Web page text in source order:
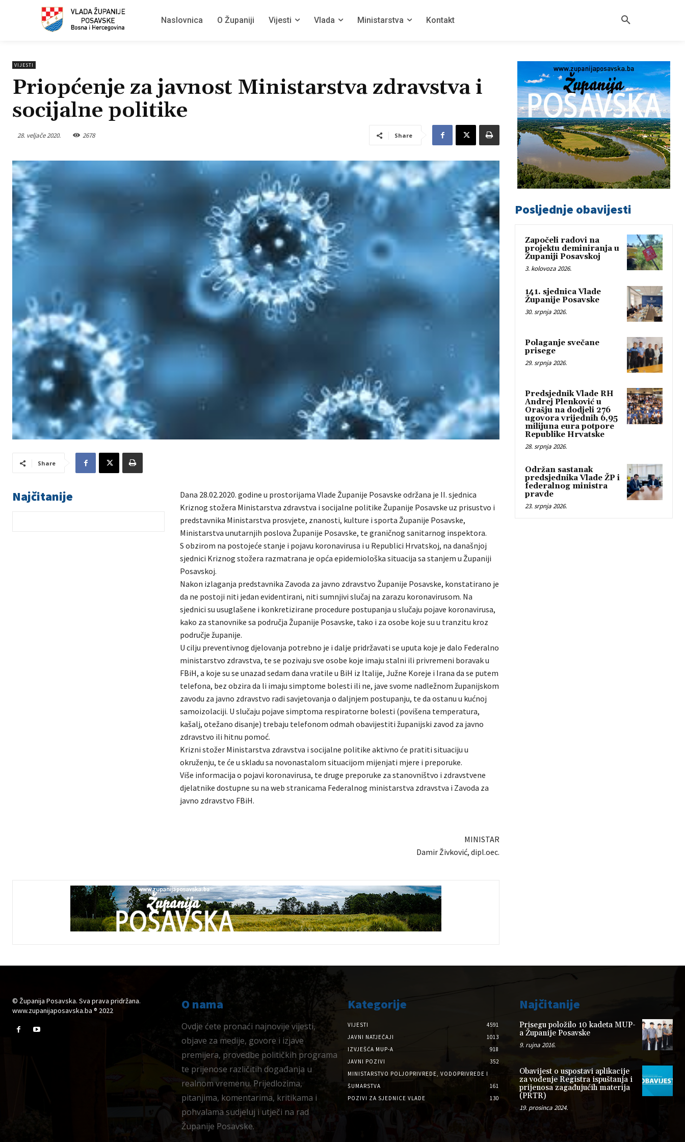
Naslovnica O Županiji Vijesti Vlada Ministarstva Kontakt
VIJESTI
Priopćenje za javnost Ministarstva zdravstva i
socijalne politike
28. veljače 2020. 2678 Share
Share
Najčitanije
Dana 28.02.2020. godine u prostorijama Vlade Županije Posavske održana je II. sjednica
Kriznog stožera Ministarstva zdravstva i socijalne politike Županije Posavske uz prisustvo i
predstavnika Ministarstva prosvjete, znanosti, kulture i sporta Županije Posavske,
Ministarstva unutarnjih poslova Županije Posavske, te graničnog sanitarnog inspektora.
S obzirom na postojeće stanje i pojavu koronavirusa i u Republici Hrvatskoj, na današnjoj
sjednici Kriznog stožera razmatrana je opća epidemiološka situacija sa stanjem u Županiji
Posavskoj.
Nakon izlaganja predstavnika Zavoda za javno zdravstvo Županije Posavske, konstatirano je
da ne postoji niti jedan evidentirani, niti sumnjivi slučaj na zarazu koronavirusom. Na
sjednici su usuglašene i konkretizirane procedure postupanja u slučaju pojave koronavirusa,
kako za stanovnike sa područja Županije Posavske, tako i za osobe koje su u tranzitu kroz
područje županije.
U cilju preventivnog djelovanja potrebno je i dalje pridržavati se uputa koje je dalo Federalno
ministarstvo zdravstva, te se pozivaju sve osobe koje imaju stalni ili privremeni boravak u
FBiH, a koje su se unazad sedam dana vratile u BiH iz Italije, Južne Koreje i Irana da se putem
telefona, bez obzira da li imaju simptome bolesti ili ne, jave svome nadležnom županijskom
zavodu za javno zdravstvo radi savjetovanja o daljnjem postupanju, te da ostanu u kućnoj
samoizolaciji. U slučaju pojave simptoma respiratorne bolesti (povišena temperatura,
kašalj, otežano disanje) trebaju telefonom odmah obavijestiti županijski zavod za javno
zdravstvo ili hitnu pomoć.
Krizni stožer Ministarstva zdravstva i socijalne politike aktivno će pratiti situaciju u
okruženju, te će u skladu sa novonastalom situacijom mijenjati mjere i preporuke.
Više informacija o pojavi koronavirusa, te druge preporuke za stanovništvo i zdravstvene
djelatnike dostupne su na web stranicama Federalnog ministarstva zdravstva i Zavoda za
javno zdravstvo FBiH.
MINISTAR
Damir Živković, dipl.oec.
Posljednje obavijesti
Započeli radovi na
projektu deminiranja u
Županiji Posavskoj
3. kolovoza 2026.
141. sjednica Vlade
Županije Posavske
30. srpnja 2026.
Polaganje svečane
prisege
29. srpnja 2026.
Predsjednik Vlade RH
Andrej Plenković u
Orašju na dodjeli 276
ugovora vrijednih 6,95
milijuna eura potpore
Republike Hrvatske
28. srpnja 2026.
Održan sastanak
predsjednika Vlade ŽP i
federalnog ministra
pravde
23. srpnja 2026.
© Županija Posavska. Sva prava pridržana.
www.zupanijaposavska.ba ® 2022
O nama
Ovdje ćete pronaći najnovije vijesti,
objave za medije, govore i izjave
premijera, provedbe političkih programa
te prijenose različitih događanja u
realnom vremenu. Prijedlozima,
pitanjima, komentarima, kritikama i
pohvalama sudjeluj i utječi na rad
Županije Posavske.
Kategorije
VIJESTI
4591
JAVNI NATJEČAJI
1013
IZVJEŠĆA MUP-A
918
JAVNI POZIVI
352
MINISTARSTVO POLJOPRIVREDE, VODOPRIVREDE I
ŠUMARSTVA
161
POZIVI ZA SJEDNICE VLADE
130
Najčitanije
Prisegu položilo 10 kadeta MUP-
a Županije Posavske
9. rujna 2016.
Obavijest o uspostavi aplikacije
za vođenje Registra ispuštanja i
prijenosa zagađujućih materija
(PRTR)
19. prosinca 2024.